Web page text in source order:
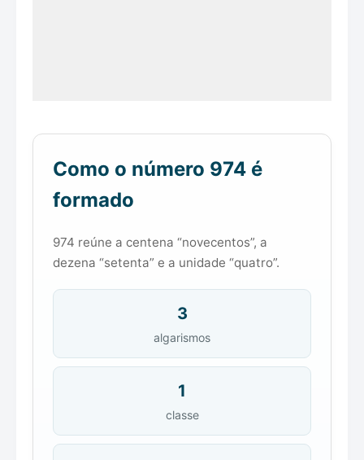
Como o número 974 é
formado
974 reúne a centena “novecentos”, a
dezena “setenta” e a unidade “quatro”.
3
algarismos
1
classe